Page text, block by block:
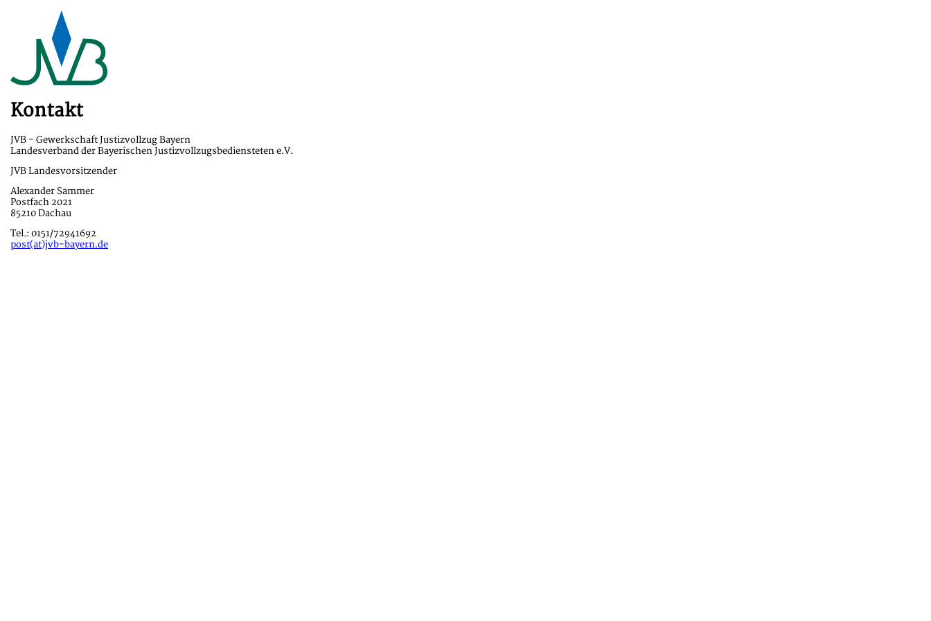
Kontakt
JVB - Gewerkschaft Justizvollzug Bayern
Landesverband der Bayerischen Justizvollzugsbediensteten e.V.
JVB Landesvorsitzender
Alexander Sammer
Postfach 2021
85210 Dachau
Tel.: 0151/72941692
post(at)jvb-bayern.de